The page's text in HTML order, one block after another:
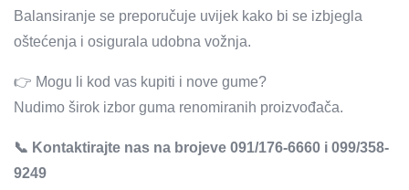
Balansiranje se preporučuje uvijek kako bi se izbjegla
oštećenja i osigurala udobna vožnja.
👉 Mogu li kod vas kupiti i nove gume?
Nudimo širok izbor guma renomiranih proizvođača.
📞 Kontaktirajte nas na brojeve 091/176-6660 i 099/358-
9249